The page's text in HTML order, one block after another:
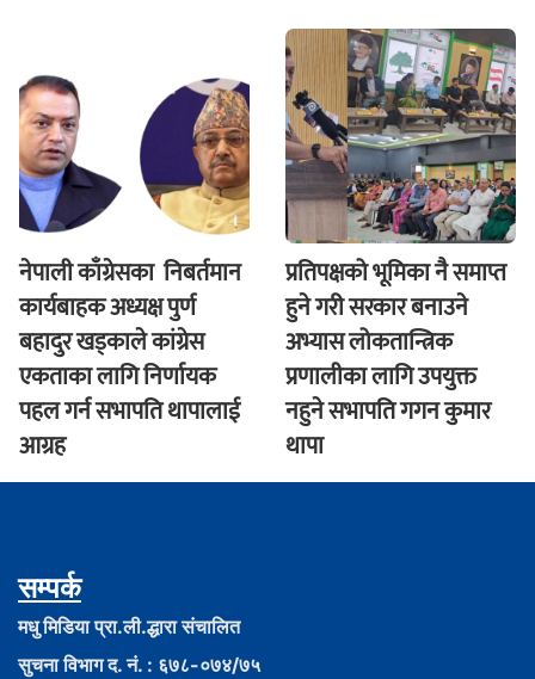
नेपाली काँग्रेसका निबर्तमान
कार्यबाहक अध्यक्ष पुर्ण
बहादुर खड्काले कांग्रेस
एकताका लागि निर्णायक
पहल गर्न सभापति थापालाई
आग्रह
प्रतिपक्षको भूमिका नै समाप्त
हुने गरी सरकार बनाउने
अभ्यास लोकतान्त्रिक
प्रणालीका लागि उपयुक्त
नहुने सभापति गगन कुमार
थापा
सम्पर्क
मधु मिडिया प्रा.ली.द्धारा संचालित
सुचना विभाग द. नं. : ६७८-०७४/७५